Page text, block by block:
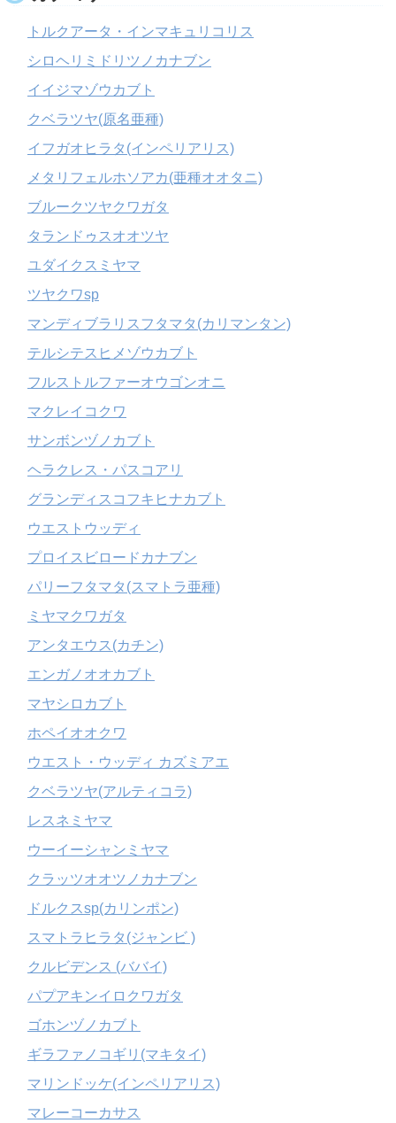
トルクアータ・インマキュリコリス
シロヘリミドリツノカナブン
イイジマゾウカブト
クベラツヤ(原名亜種)
イフガオヒラタ(インペリアリス)
メタリフェルホソアカ(亜種オオタニ)
ブルークツヤクワガタ
タランドゥスオオツヤ
ユダイクスミヤマ
ツヤクワsp
マンディブラリスフタマタ(カリマンタン)
テルシテスヒメゾウカブト
フルストルファーオウゴンオニ
マクレイコクワ
サンボンヅノカブト
ヘラクレス・パスコアリ
グランディスコフキヒナカブト
ウエストウッディ
プロイスビロードカナブン
パリーフタマタ(スマトラ亜種)
ミヤマクワガタ
アンタエウス(カチン)
エンガノオオカブト
マヤシロカブト
ホペイオオクワ
ウエスト・ウッディ カズミアエ
クベラツヤ(アルティコラ)
レスネミヤマ
ウーイーシャンミヤマ
クラッツオオツノカナブン
ドルクスsp(カリンポン)
スマトラヒラタ(ジャンビ )
クルビデンス (ババイ)
パプアキンイロクワガタ
ゴホンヅノカブト
ギラファノコギリ(マキタイ)
マリンドッケ(インペリアリス)
マレーコーカサス